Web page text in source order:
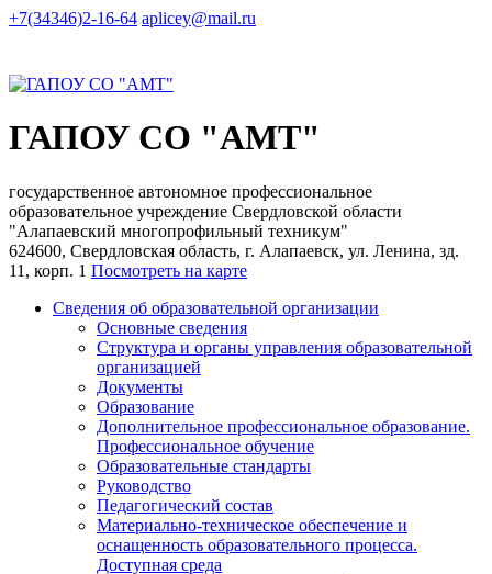
+7(34346)2-16-64 aplicey@mail.ru
ГАПОУ СО "АМТ"
государственное автономное профессиональное
образовательное учреждение Свердловской области
"Алапаевский многопрофильный техникум"
624600, Свердловская область, г. Алапаевск, ул. Ленина, зд.
11, корп. 1 Посмотреть на карте
Сведения об образовательной организации
Основные сведения
Структура и органы управления образовательной
организацией
Документы
Образование
Дополнительное профессиональное образование.
Профессиональное обучение
Образовательные стандарты
Руководство
Педагогический состав
Материально-техническое обеспечение и
оснащенность образовательного процесса.
Доступная среда